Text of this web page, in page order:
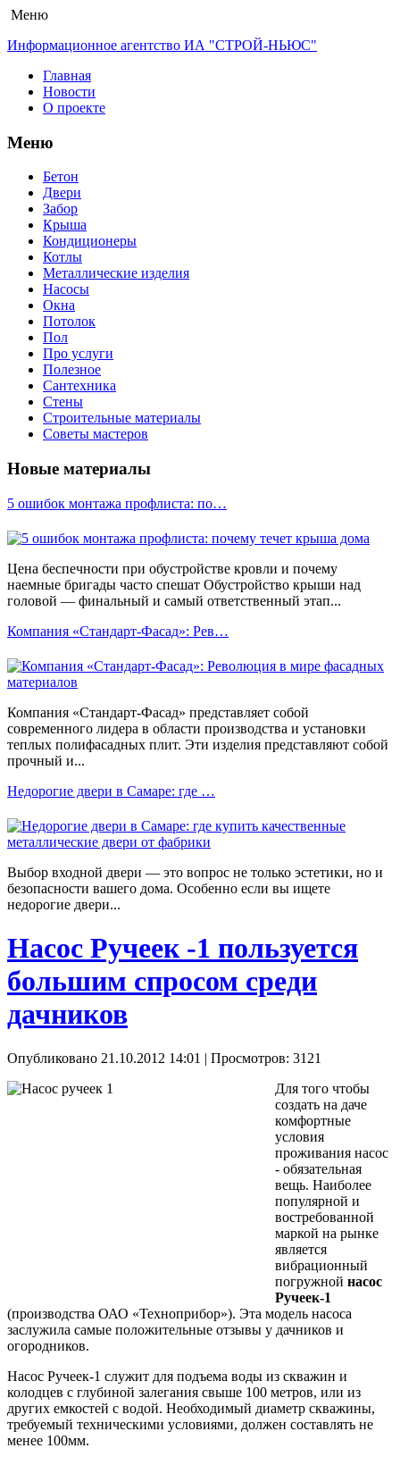
Меню
Информационное агентство ИА "СТРОЙ-НЬЮС"
Главная
Новости
О проекте
Меню
Бетон
Двери
Забор
Крыша
Кондиционеры
Котлы
Металлические изделия
Насосы
Окна
Потолок
Пол
Про услуги
Полезное
Сантехника
Стены
Строительные материалы
Советы мастеров
Новые материалы
5 ошибок монтажа профлиста: по…
Цена беспечности при обустройстве кровли и почему
наемные бригады часто спешат Обустройство крыши над
головой — финальный и самый ответственный этап...
Компания «Стандарт-Фасад»: Рев…
Компания «Стандарт-Фасад» представляет собой
современного лидера в области производства и установки
теплых полифасадных плит. Эти изделия представляют собой
прочный и...
Недорогие двери в Самаре: где …
Выбор входной двери — это вопрос не только эстетики, но и
безопасности вашего дома. Особенно если вы ищете
недорогие двери...
Насос Ручеек -1 пользуется
большим спросом среди
дачников
Опубликовано 21.10.2012 14:01 | Просмотров: 3121
Для того чтобы
создать на даче
комфортные
условия
проживания насос
- обязательная
вещь. Наиболее
популярной и
востребованной
маркой на рынке
является
вибрационный
погружной насос
Ручеек-1
(производства ОАО «Техноприбор»). Эта модель насоса
заслужила самые положительные отзывы у дачников и
огородников.
Насос Ручеек-1 служит для подъема воды из скважин и
колодцев с глубиной залегания свыше 100 метров, или из
других емкостей с водой. Необходимый диаметр скважины,
требуемый техническими условиями, должен составлять не
менее 100мм.